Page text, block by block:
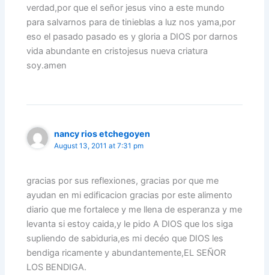
verdad,por que el señor jesus vino a este mundo
para salvarnos para de tinieblas a luz nos yama,por
eso el pasado pasado es y gloria a DIOS por darnos
vida abundante en cristojesus nueva criatura
soy.amen
nancy rios etchegoyen
August 13, 2011 at 7:31 pm
gracias por sus reflexiones, gracias por que me
ayudan en mi edificacion gracias por este alimento
diario que me fortalece y me llena de esperanza y me
levanta si estoy caida,y le pido A DIOS que los siga
supliendo de sabiduria,es mi decéo que DIOS les
bendiga ricamente y abundantemente,EL SEÑOR
LOS BENDIGA.